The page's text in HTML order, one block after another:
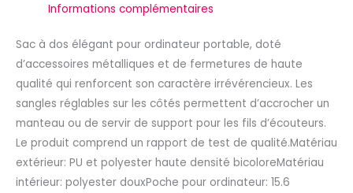
Informations complémentaires
Sac à dos élégant pour ordinateur portable, doté
d’accessoires métalliques et de fermetures de haute
qualité qui renforcent son caractère irrévérencieux. Les
sangles réglables sur les côtés permettent d’accrocher un
manteau ou de servir de support pour les fils d’écouteurs.
Le produit comprend un rapport de test de qualité.Matériau
extérieur: PU et polyester haute densité bicoloreMatériau
intérieur: polyester douxPoche pour ordinateur: 15.6